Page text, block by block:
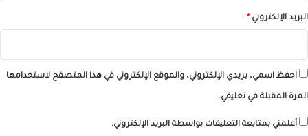
البريد الإلكتروني*
احفظ اسمي، بريدي الإلكتروني، والموقع الإلكتروني في هذا المتصفح لاستخدامها
المرة المقبلة في تعليقي.
أعلمني بمتابعة التعليقات بواسطة البريد الإلكتروني.